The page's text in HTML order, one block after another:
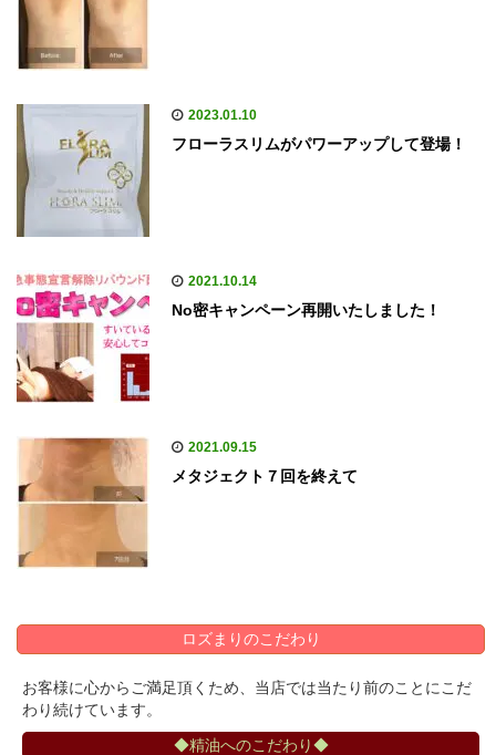
2023.01.10
フローラスリムがパワーアップして登場！
2021.10.14
No密キャンペーン再開いたしました！
2021.09.15
メタジェクト７回を終えて
ロズまりのこだわり
お客様に心からご満足頂くため、当店では当たり前のことにこだ
わり続けています。
◆精油へのこだわり◆